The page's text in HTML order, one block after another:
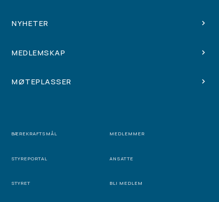
NYHETER
MEDLEMSKAP
MØTEPLASSER
BÆREKRAFTSMÅL MEDLEMMER
STYREPORTAL ANSATTE
STYRET BLI MEDLEM